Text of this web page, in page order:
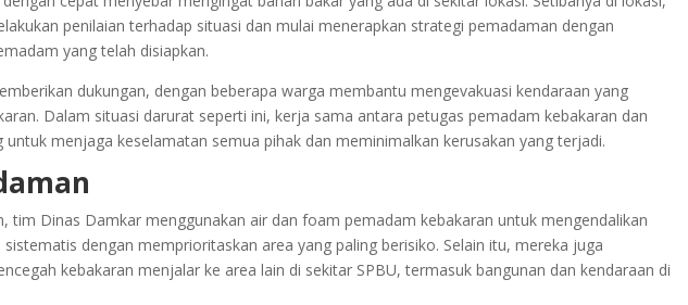
penilaian terhadap situasi dan mulai menerapkan strategi pemadaman dengan
yang telah disiapkan.
dukungan, dengan beberapa warga membantu mengevakuasi kendaraan yang
Dalam situasi darurat seperti ini, kerja sama antara petugas pemadam kebakaran dan
menjaga keselamatan semua pihak dan meminimalkan kerusakan yang terjadi.
tim Dinas Damkar menggunakan air dan foam pemadam kebakaran untuk mengendalikan
dengan memprioritaskan area yang paling berisiko. Selain itu, mereka juga
kebakaran menjalar ke area lain di sekitar SPBU, termasuk bangunan dan kendaraan di